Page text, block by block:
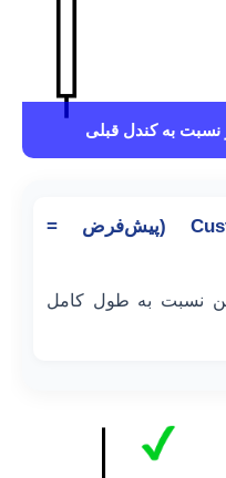
نسبت به کندل قبلی
CustomLeftEyeMinBodySize (پیش‌فرض =
نسبت به طول کامل